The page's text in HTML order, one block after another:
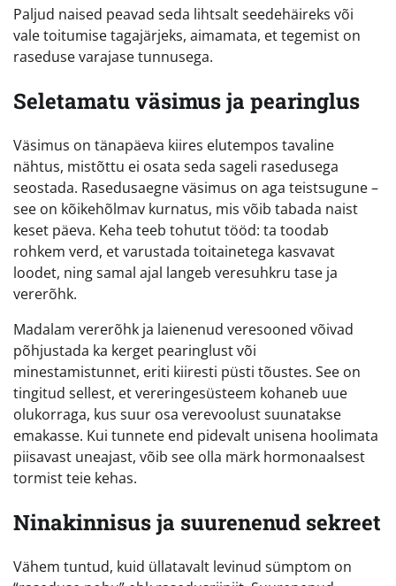
Paljud naised peavad seda lihtsalt seedehäireks või
vale toitumise tagajärjeks, aimamata, et tegemist on
raseduse varajase tunnusega.
Seletamatu väsimus ja pearinglus
Väsimus on tänapäeva kiires elutempos tavaline
nähtus, mistõttu ei osata seda sageli rasedusega
seostada. Rasedusaegne väsimus on aga teistsugune –
see on kõikehõlmav kurnatus, mis võib tabada naist
keset päeva. Keha teeb tohutut tööd: ta toodab
rohkem verd, et varustada toitainetega kasvavat
loodet, ning samal ajal langeb veresuhkru tase ja
vererõhk.
Madalam vererõhk ja laienenud veresooned võivad
põhjustada ka kerget pearinglust või
minestamistunnet, eriti kiiresti püsti tõustes. See on
tingitud sellest, et vereringesüsteem kohaneb uue
olukorraga, kus suur osa verevoolust suunatakse
emakasse. Kui tunnete end pidevalt unisena hoolimata
piisavast uneajast, võib see olla märk hormonaalsest
tormist teie kehas.
Ninakinnisus ja suurenenud sekreet
Vähem tuntud, kuid üllatavalt levinud sümptom on